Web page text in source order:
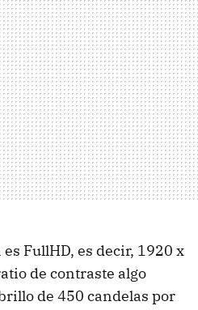
FullHD, es decir, 1920 x
de contraste algo
de 450 candelas por